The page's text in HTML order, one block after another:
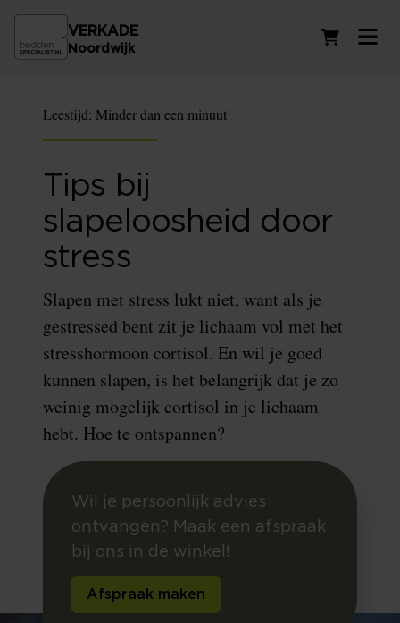
VERKADE
Noordwijk
Leestijd: Minder dan een minuut
Tips bij
slapeloosheid door
stress
Slapen met stress lukt niet, want als je
gestressed bent zit je lichaam vol met het
stresshormoon cortisol. En wil je goed
kunnen slapen, is het belangrijk dat je zo
weinig mogelijk cortisol in je lichaam
hebt. Hoe te ontspannen?
Wil je persoonlijk advies
ontvangen? Maak een afspraak
bij ons in de winkel!
Afspraak maken